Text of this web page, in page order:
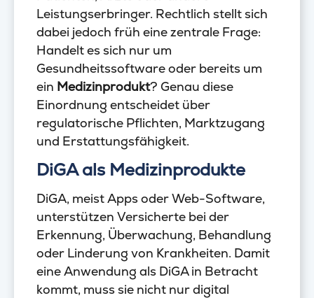
Leistungserbringer. Rechtlich stellt sich
dabei jedoch früh eine zentrale Frage:
Handelt es sich nur um
Gesundheitssoftware oder bereits um
ein Medizinprodukt? Genau diese
Einordnung entscheidet über
regulatorische Pflichten, Marktzugang
und Erstattungsfähigkeit.
DiGA als Medizinprodukte
DiGA, meist Apps oder Web-Software,
unterstützen Versicherte bei der
Erkennung, Überwachung, Behandlung
oder Linderung von Krankheiten. Damit
eine Anwendung als DiGA in Betracht
kommt, muss sie nicht nur digital